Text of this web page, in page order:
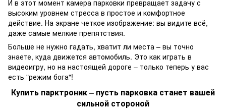
И в этот момент камера парковки превращает задачу с
высоким уровнем стресса в простое и комфортное
действие. На экране четкое изображение: вы видите всё,
даже самые мелкие препятствия.
Больше не нужно гадать, хватит ли места – вы точно
знаете, куда движется автомобиль. Это как играть в
видеоигру, но на настоящей дороге – только теперь у вас
есть "режим бога"!
Купить парктроник – пусть парковка станет вашей
сильной стороной